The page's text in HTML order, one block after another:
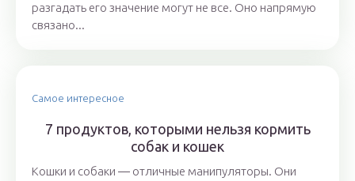
разгадать его значение могут не все. Оно напрямую
связано...
Самое интересное
7 продуктов, которыми нельзя кормить
собак и кошек
Кошки и собаки ― отличные манипуляторы. Они